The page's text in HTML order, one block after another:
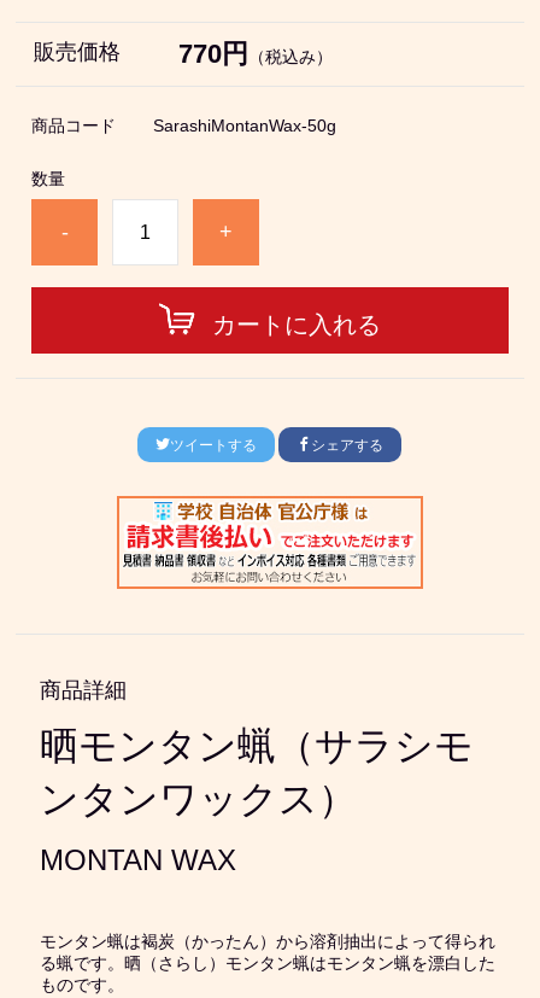
販売価格 770円 （税込み）
商品コード SarashiMontanWax-50g
数量
- +
カートに入れる
ツイートする シェアする
商品詳細
晒モンタン蝋（サラシモ
ンタンワックス）
MONTAN WAX
モンタン蝋は褐炭（かったん）から溶剤抽出によって得られ
る蝋です。晒（さらし）モンタン蝋はモンタン蝋を漂白した
ものです。